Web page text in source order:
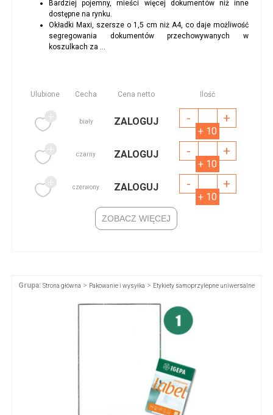
Bardziej pojemny, mieści więcej dokumentów niż inne
dostępne na rynku.
Okładki Maxi, szersze o 1,5 cm niż A4, co daje możliwość
segregowania dokumentów przechowywanych w
koszulkach za ...
Ulubione Cecha Cena netto Ilość
biały ZALOGUJ - +
+ 10
czarny ZALOGUJ - +
+ 10
czerwony ZALOGUJ - +
+ 10
ZOBACZ WIĘCEJ
Grupa: Strona główna > Pakowanie i wysyłka > Etykiety samoprzylepne uniwersalne